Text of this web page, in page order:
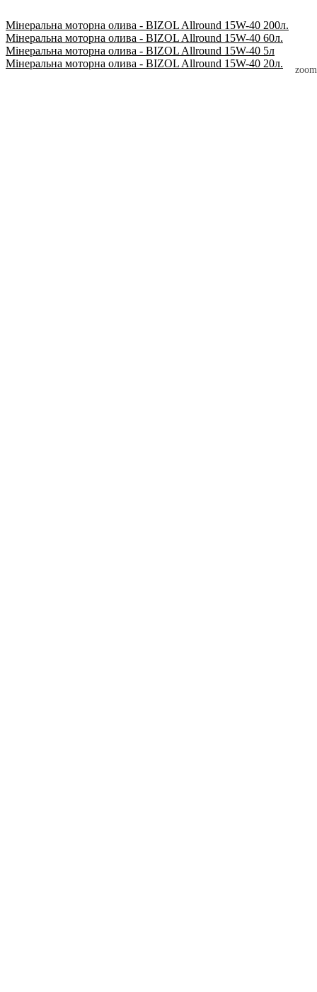
zoom
Мінеральна моторна олива - BIZOL Allround 15W-40 200л.
Мінеральна моторна олива - BIZOL Allround 15W-40 60л.
Мінеральна моторна олива - BIZOL Allround 15W-40 5л
Мінеральна моторна олива - BIZOL Allround 15W-40 20л.